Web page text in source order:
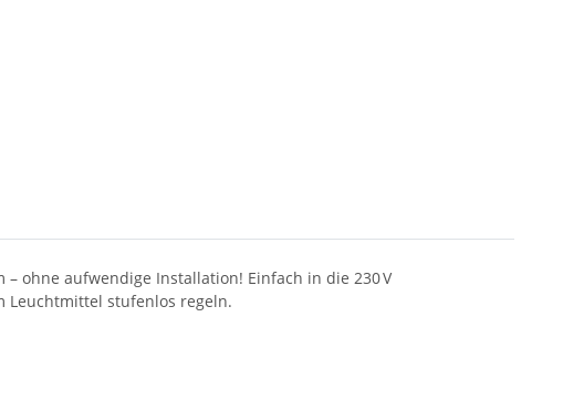
ohne aufwendige Installation! Einfach in die 230 V
Leuchtmittel stufenlos regeln.